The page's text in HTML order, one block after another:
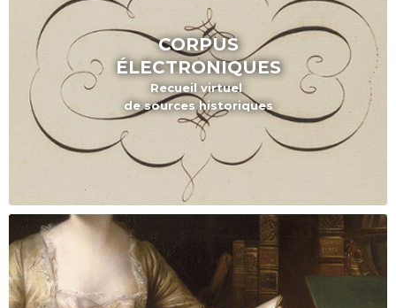
CORPUS
ÉLECTRONIQUES
Recueil virtuel
de sources historiques